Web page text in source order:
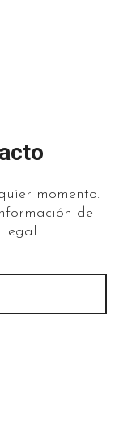
momento.
de
legal.